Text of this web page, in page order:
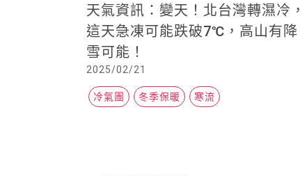
天氣資訊：變天！北台灣轉濕冷，
這天急凍可能跌破7℃，高山有降
雪可能！
2025/02/21
冷氣團 冬季保暖 寒流